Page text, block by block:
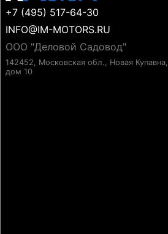
+7 (495) 517-64-30
INFO@IM-MOTORS.RU
ООО "Деловой Садовод"
142452, Московская обл., Новая Купавна,
дом 10